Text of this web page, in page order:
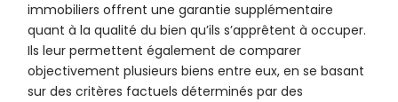
immobiliers offrent une garantie supplémentaire
quant à la qualité du bien qu’ils s’apprêtent à occuper.
Ils leur permettent également de comparer
objectivement plusieurs biens entre eux, en se basant
sur des critères factuels déterminés par des